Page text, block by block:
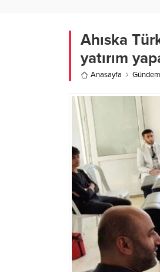
Ahıska
yatırım
Anasayfa Gündem